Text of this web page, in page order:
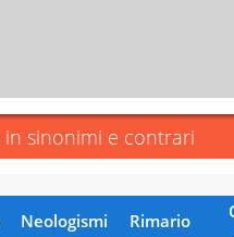
Neologismi Rimario